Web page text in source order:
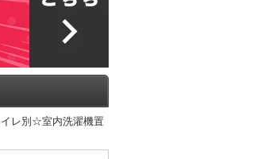
レ別☆室内洗濯機置